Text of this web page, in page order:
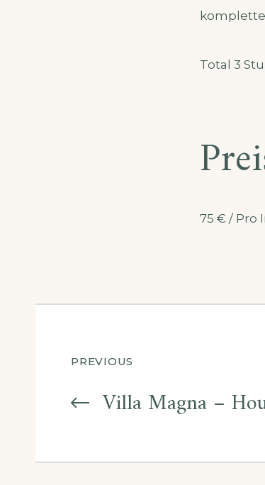
Total 3
75 € / Pro
PREVIOUS
Villa Magna –